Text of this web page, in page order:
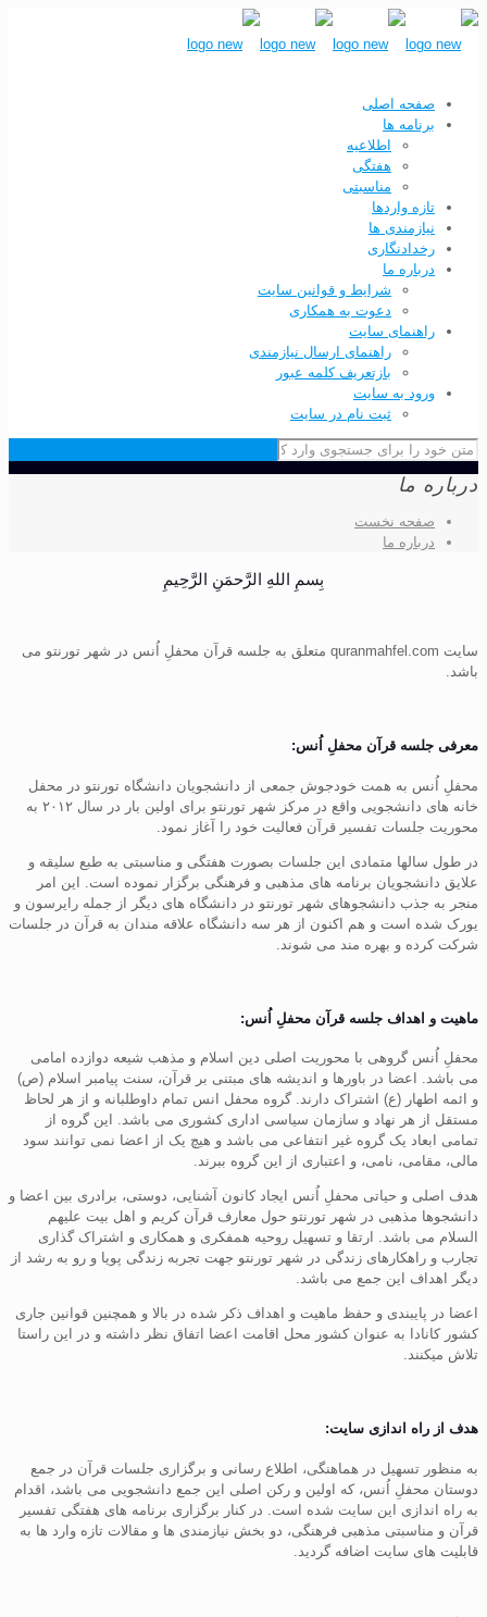
صفحه اصلی
برنامه ها
اطلاعیه
هفتگی
مناسبتی
تازه واردها
نیازمندی ها
رخدادنگاری
درباره ما
شرایط و قوانین سایت
دعوت به همکاری
راهنمای سایت
راهنمای ارسال نیازمندی
بازتعریف کلمه عبور
ورود به سایت
ثبت نام در سایت
درباره ما
صفحه نخست
درباره ما
بِسمِ اللهِ الرَّحمَنِ الرَّحِيمِ
سایت quranmahfel.com متعلق به جلسه قرآن محفلِ اُنس در شهر تورنتو می
باشد.
معرفی جلسه قرآن محفلِ اُنس:
محفلِ اُنس به همت خودجوش جمعی از دانشجویان دانشگاه تورنتو در محفل
خانه های دانشجویی واقع در مرکز شهر تورنتو برای اولین بار در سال ۲۰۱۲ به
محوریت جلسات تفسیر قرآن فعالیت خود را آغاز نمود.
در طول سالها متمادی این جلسات بصورت هفتگی و مناسبتی به طبع سلیقه و
علایق دانشجویان برنامه های مذهبی و فرهنگی برگزار نموده است. این امر
منجر به جذب دانشجوهای شهر تورنتو در دانشگاه های دیگر از جمله رایرسون و
یورک شده است و هم اکنون از هر سه دانشگاه علاقه مندان به قرآن در جلسات
شرکت کرده و بهره مند می شوند.
ماهیت و اهداف جلسه قرآن محفلِ اُنس:
محفلِ اُنس گروهی با محوریت اصلی دین اسلام و مذهب شیعه دوازده امامی
می باشد. اعضا در باورها و اندیشه های مبتنی بر قرآن، سنت پیامبر اسلام (ص)
و ائمه اطهار (ع) اشتراک دارند. گروه محفل انس تمام داوطلبانه و از هر لحاظ
مستقل از هر نهاد و سازمان سیاسی اداری کشوری می باشد. این گروه از
تمامی ابعاد یک گروه غیر انتفاعی می باشد و هیچ یک از اعضا نمی توانند سود
مالی، مقامی، نامی، و اعتباری از این گروه ببرند.
هدف اصلی و حیاتی محفلِ اُنس ایجاد کانون آشنایی، دوستی، برادری بین اعضا و
دانشجوها مذهبی در شهر تورنتو حول معارف قرآن کریم و اهل بیت علیهم
السلام می باشد. ارتقا و تسهیل روحیه همفکری و همکاری و اشتراک گذاری
تجارب و راهکارهای زندگی در شهر تورنتو جهت تجربه زندگی پویا و رو به رشد از
دیگر اهداف این جمع می باشد.
اعضا در پایبندی و حفظ ماهیت و اهداف ذکر شده در بالا و همچنین قوانین جاری
کشور کانادا به عنوان کشور محل اقامت اعضا اتفاق نظر داشته و در این راستا
تلاش میکنند.
هدف از راه اندازی سایت:
به منظور تسهیل در هماهنگی، اطلاع رسانی و برگزاری جلسات قرآن در جمع
دوستان محفلِ اُنس، که اولین و رکن اصلی این جمع دانشجویی می باشد، اقدام
به راه اندازی این سایت شده است. در کنار برگزاری برنامه های هفتگی تفسیر
قرآن و مناسبتی مذهبی فرهنگی، دو بخش نیازمندی ها و مقالات تازه وارد ها به
قابلیت های سایت اضافه گردید.